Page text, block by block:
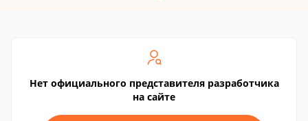
Нет официального представителя разработчика
на сайте